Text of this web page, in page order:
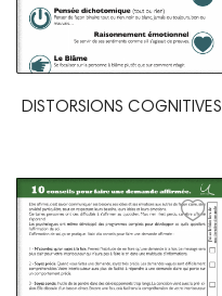
DISTORSIONS COGNITIVES